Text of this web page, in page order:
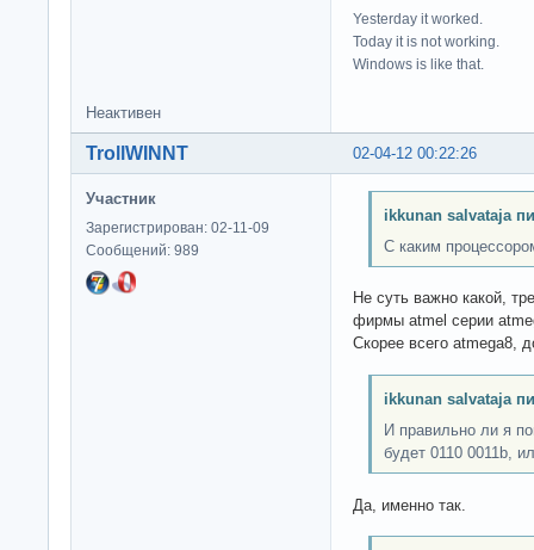
Yesterday it worked.
Today it is not working.
Windows is like that.
Неактивен
02-04-12 00:22:26
TrollWINNT
Участник
Зарегистрирован: 02-11-09
Сообщений: 989
ikkunan salvataja
С каким
Не суть важно какой,
фирмы atmel серии
Скорее всего atmega8,
ikkunan salvataja
И правильно ли я
будет 0110 0011b,
Да, именно так.